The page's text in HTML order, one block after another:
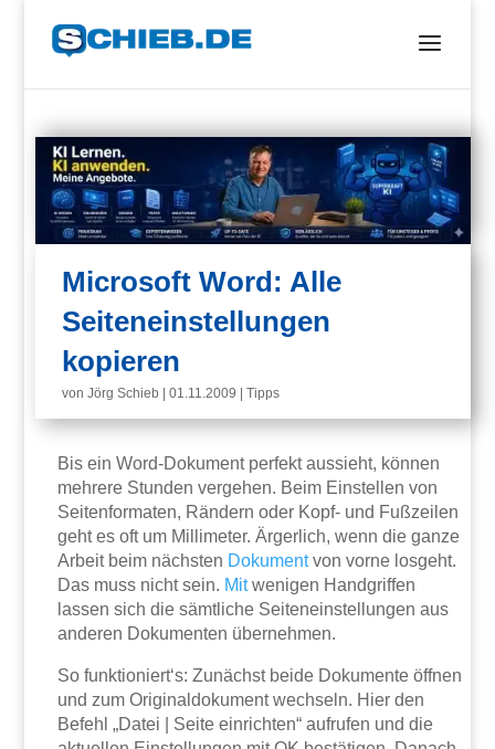
Microsoft Word: Alle
Seiteneinstellungen
kopieren
vonJörg Schieb |01.11.2009 |Tipps
Bis ein Word-Dokument perfekt aussieht, können
mehrere Stunden vergehen. Beim Einstellen von
Seitenformaten, Rändern oder Kopf- und Fußzeilen
geht es oft um Millimeter. Ärgerlich, wenn die ganze
Arbeit beim nächsten Dokumentvon vorne losgeht.
Das muss nicht sein. Mitwenigen Handgriffen
lassen sich die sämtliche Seiteneinstellungen aus
anderen Dokumenten übernehmen.
So funktioniert‘s: Zunächst beide Dokumente öffnen
und zum Originaldokument wechseln. Hier den
Befehl „Datei | Seite einrichten“ aufrufen und die